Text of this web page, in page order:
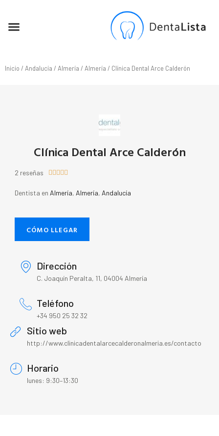
Inicio / Andalucía / Almería / Almería / Clínica Dental Arce Calderón
Clínica Dental Arce Calderón
2 reseñas     
Dentista en Almería, Almería, Andalucía
CÓMO LLEGAR
Dirección
C. Joaquín Peralta, 11, 04004 Almería
Teléfono
+34 950 25 32 32
Sitio web
http://www.clinicadentalarcecalderonalmeria.es/contacto
Horario
lunes: 9:30–13:30